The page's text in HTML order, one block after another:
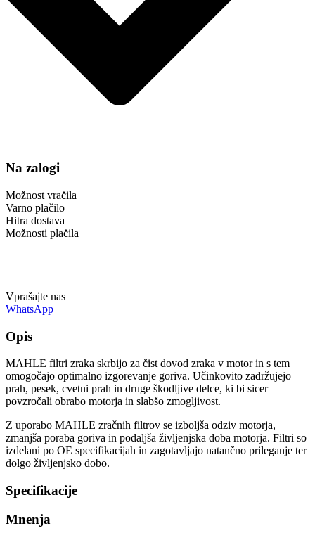
Na zalogi
Možnost vračila
Varno plačilo
Hitra dostava
Možnosti plačila
Vprašajte nas
WhatsApp
Opis
MAHLE filtri zraka skrbijo za čist dovod zraka v motor in s tem
omogočajo optimalno izgorevanje goriva. Učinkovito zadržujejo
prah, pesek, cvetni prah in druge škodljive delce, ki bi sicer
povzročali obrabo motorja in slabšo zmogljivost.
Z uporabo MAHLE zračnih filtrov se izboljša odziv motorja,
zmanjša poraba goriva in podaljša življenjska doba motorja. Filtri so
izdelani po OE specifikacijah in zagotavljajo natančno prileganje ter
dolgo življenjsko dobo.
Specifikacije
Mnenja